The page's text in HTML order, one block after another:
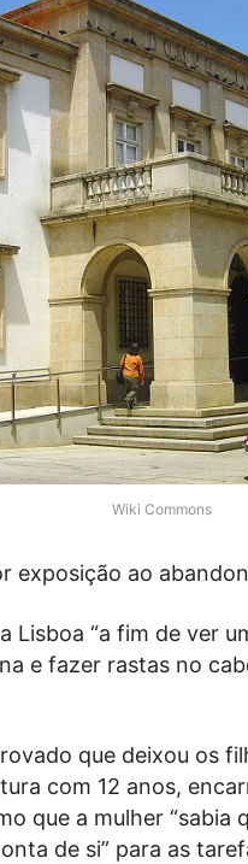
Wiki Commons
exposição ao
Lisboa “a fim de ver
e fazer rastas no
que deixou os
com 12 anos,
que a mulher “sabia
de si” para as